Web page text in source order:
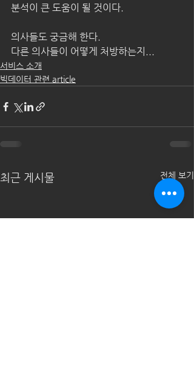
분석이 큰 도움이 될 것이다.
의사들도 궁금해 한다.
다른 의사들이 어떻게 처방하는지...
서비스 소개
빅데이터 관련 article
최근 게시물 전체 보기